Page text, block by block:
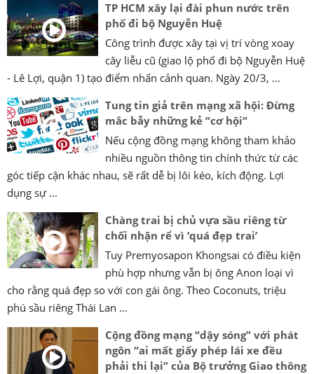
TP HCM xây lại đài phun nước trên
phố đi bộ Nguyễn Huệ
Công trình được xây tại vị trí vòng xoay
cây liễu cũ (giao lộ phố đi bộ Nguyễn Huệ
- Lê Lợi, quận 1) tạo điểm nhấn cảnh quan. Ngày 20/3, ...
Tung tin giả trên mạng xã hội: Đừng
mắc bẫy những kẻ “cơ hội“
Nếu cộng đồng mạng không tham khảo
nhiều nguồn thông tin chính thức từ các
góc tiếp cận khác nhau, sẽ rất dễ bị lôi kéo, kích động. Lợi
dụng sự ...
Chàng trai bị chủ vựa sầu riêng từ
chối nhận rể vì ‘quá đẹp trai’
Tuy Premyosapon Khongsai có điều kiện
phù hợp nhưng vẫn bị ông Anon loại vì
cho rằng quá đẹp so với con gái ông. Theo Coconuts, triệu
phú sầu riêng Thái Lan ...
Cộng đồng mạng “dậy sóng” với phát
ngôn “ai mất giấy phép lái xe đều
phải thi lại” của Bộ trưởng Giao thông